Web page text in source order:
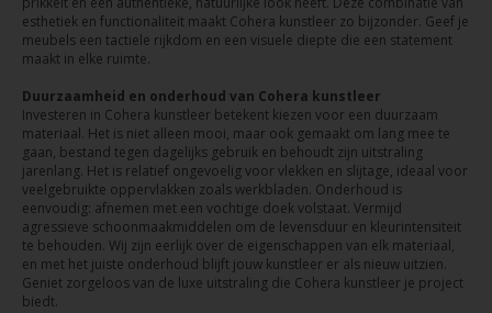
esthetiek en functionaliteit maakt Cohera kunstleer zo bijzonder. Geef je
meubels een tactiele rijkdom en een visuele diepte die een statement
maakt in elke ruimte.
Duurzaamheid en onderhoud van Cohera kunstleer
Investeren in Cohera kunstleer betekent kiezen voor een duurzaam
materiaal. Het is niet alleen mooi, maar ook gemaakt om lang mee te
gaan, bestand tegen dagelijks gebruik en behoudt zijn uitstraling
jarenlang. Het is relatief ongevoelig voor vlekken en slijtage, ideaal voor
veelgebruikte oppervlakken zoals werkbladen. Onderhoud is
eenvoudig: afnemen met een vochtige doek volstaat. Vermijd
agressieve schoonmaakmiddelen om de levensduur en kleurintensiteit
te behouden. Wij zijn eerlijk over de eigenschappen van elk materiaal,
en met het juiste onderhoud blijft jouw kunstleer er als nieuw uitzien.
Geniet zorgeloos van de luxe uitstraling die Cohera kunstleer je project
biedt.